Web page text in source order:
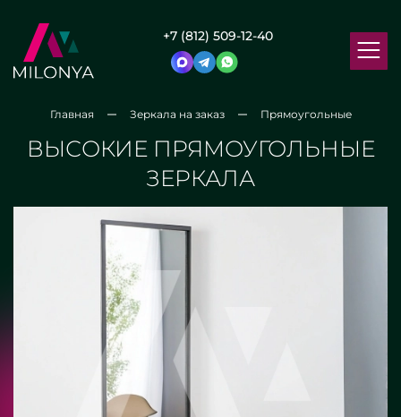
+7 (812) 509-12-40
Главная Зеркала на заказ Прямоугольные
ВЫСОКИЕ ПРЯМОУГОЛЬНЫЕ
ЗЕРКАЛА